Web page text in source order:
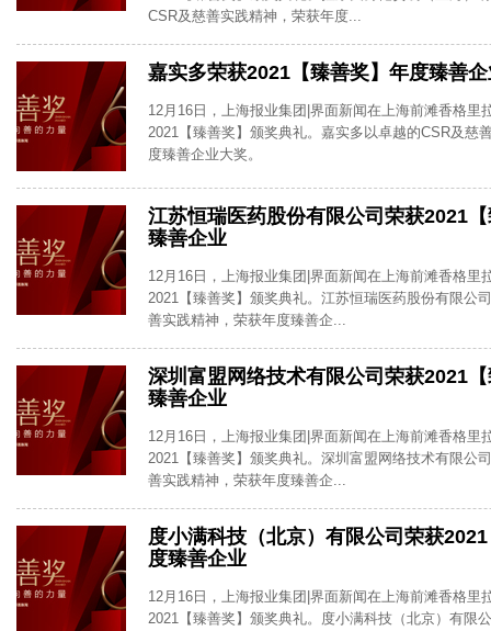
CSR及慈善实践精神，荣获年度...
嘉实多荣获2021【臻善奖】年度臻善
12月16日，上海报业集团|界面新闻在上海前滩香格里
2021【臻善奖】颁奖典礼。嘉实多以卓越的CSR及慈
度臻善企业大奖。
江苏恒瑞医药股份有限公司荣获2021
臻善企业
12月16日，上海报业集团|界面新闻在上海前滩香格里
2021【臻善奖】颁奖典礼。江苏恒瑞医药股份有限公
善实践精神，荣获年度臻善企...
深圳富盟网络技术有限公司荣获2021
臻善企业
12月16日，上海报业集团|界面新闻在上海前滩香格里
2021【臻善奖】颁奖典礼。深圳富盟网络技术有限公
善实践精神，荣获年度臻善企...
度小满科技（北京）有限公司荣获
度臻善企业
12月16日，上海报业集团|界面新闻在上海前滩香格里
2021【臻善奖】颁奖典礼。度小满科技（北京）有限